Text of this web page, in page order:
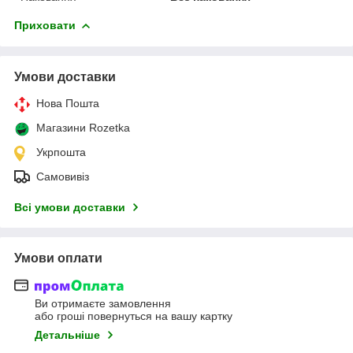
Приховати
Умови доставки
Нова Пошта
Магазини Rozetka
Укрпошта
Самовивіз
Всі умови доставки
Умови оплати
Ви отримаєте замовлення
або гроші повернуться на вашу картку
Детальніше